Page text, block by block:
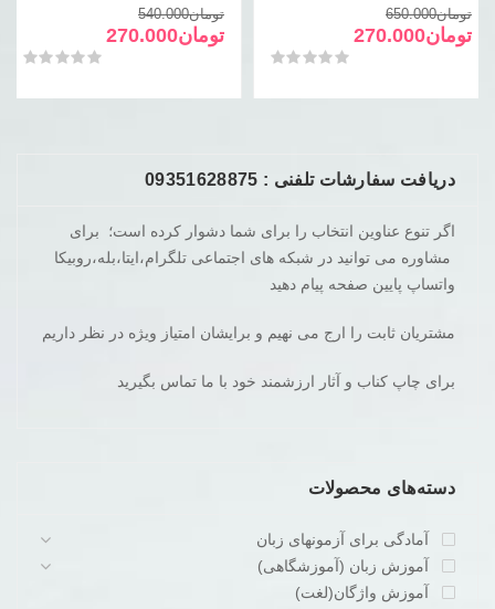
تومان650.000قیمت
اصلی
تومان650.000
تومان270.000
قیمت
فعلی
تومان270.000
امتیاز0از 5
تومان540.000قیمت
اصلی
تومان540.000
تومان270.000
قیمت
فعلی
تومان270.000
امتیاز0از 5
دریافت سفارشات تلفنی : 09351628875
اگر تنوع عناوین انتخاب را برای شما دشوار کرده است؛ برای
مشاوره می توانید در شبکه های اجتماعی تلگرام،ایتا،بله،روبیکا
واتساپ پایین صفحه پیام دهید
مشتریان ثابت را ارج می نهیم و برایشان امتیاز ویژه در نظر داریم
برای چاپ کناب و آثار ارزشمند خود با ما تماس بگیرید
دسته‌های محصولات
آمادگی برای آزمونهای زبان
آموزش زبان (آموزشگاهی)
آموزش واژگان(لغت)